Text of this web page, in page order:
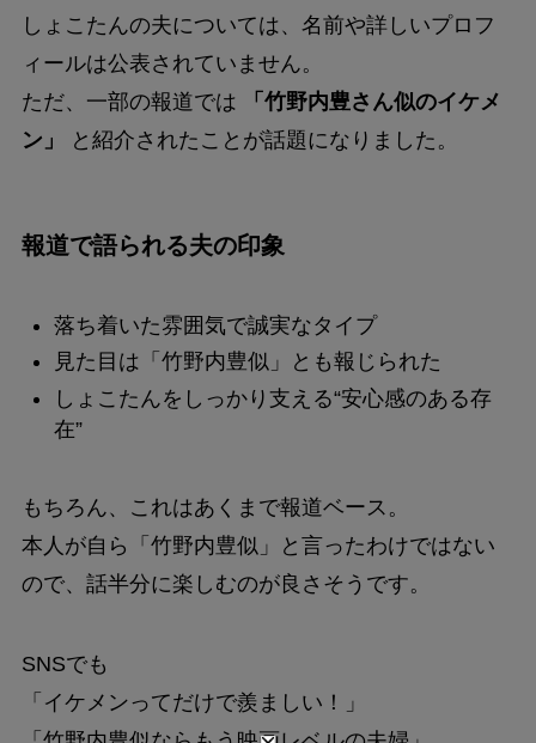
しょこたんの夫については、名前や詳しいプロフ
ィールは公表されていません。
ただ、一部の報道では
「竹野内豊さん似のイケメ
ン」
と紹介されたことが話題になりました。
報道で語られる夫の印象
落ち着いた雰囲気で誠実なタイプ
見た目は「竹野内豊似」とも報じられた
しょこたんをしっかり支える“安心感のある存
在”
もちろん、これはあくまで報道ベース。
本人が自ら「竹野内豊似」と言ったわけではない
ので、話半分に楽しむのが良さそうです。
SNSでも
「イケメンってだけで羨ましい！」